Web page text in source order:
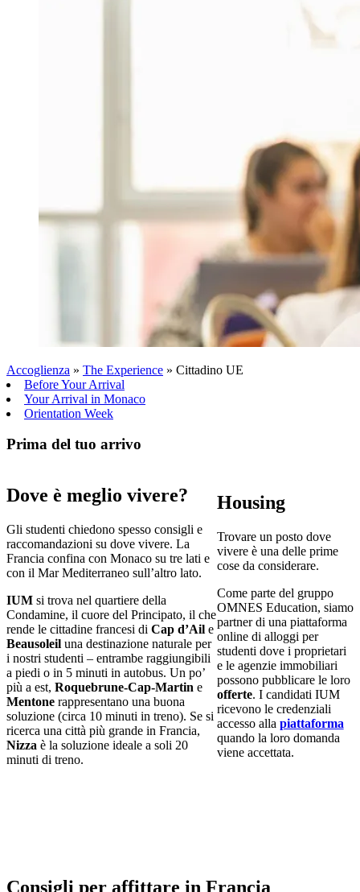
Accoglienza » The Experience » Cittadino UE
Before Your Arrival
Your Arrival in Monaco
Orientation Week
Prima del tuo arrivo
Dove è meglio vivere?
Gli studenti chiedono spesso consigli e
raccomandazioni su dove vivere. La
Francia confina con Monaco su tre lati e
con il Mar Mediterraneo sull’altro lato.
IUM si trova nel quartiere della
Condamine, il cuore del Principato, il che
rende le cittadine francesi di Cap d’Ail e
Beausoleil una destinazione naturale per
i nostri studenti – entrambe raggiungibili
a piedi o in 5 minuti in autobus. Un po’
più a est, Roquebrune-Cap-Martin e
Mentone rappresentano una buona
soluzione (circa 10 minuti in treno). Se si
ricerca una città più grande in Francia,
Nizza è la soluzione ideale a soli 20
minuti di treno.
Housing
Trovare un posto dove
vivere è una delle prime
cose da considerare.
Come parte del gruppo
OMNES Education, siamo
partner di una piattaforma
online di alloggi per
studenti dove i proprietari
e le agenzie immobiliari
possono pubblicare le loro
offerte. I candidati IUM
ricevono le credenziali
accesso alla piattaforma
quando la loro domanda
viene accettata.
Consigli per affittare in Francia